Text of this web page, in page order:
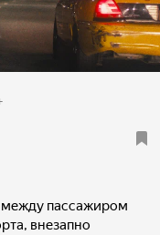
между пассажиром
внезапно